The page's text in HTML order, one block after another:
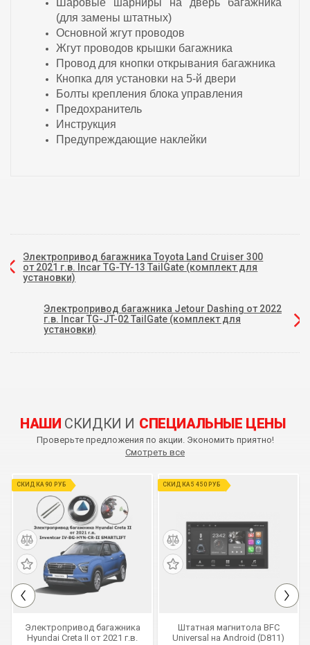
(для замены штатных)
Основной жгут проводов
Жгут проводов крышки багажника
Провод для кнопки открывания багажника
Кнопка для установки на 5-й двери
Болты крепления блока управления
Предохранитель
Инструкция
Предупреждающие наклейки
Электропривод багажника Toyota Land Cruiser 300
от 2021 г.в. Incar TG-TY-13 TailGate (комплект для
установки)
Электропривод багажника Jetour Dashing от 2022
г.в. Incar TG-JT-02 TailGate (комплект для
установки)
НАШИ СКИДКИ И СПЕЦИАЛЬНЫЕ ЦЕНЫ
Проверьте предложения по акции. Экономить приятно!
Смотреть все
СКИДКА 90 РУБ
Электропривод багажника
Hyundai Creta II от 2021 г.в.
Штатная магнитола BFC
Universal на Android (D811)